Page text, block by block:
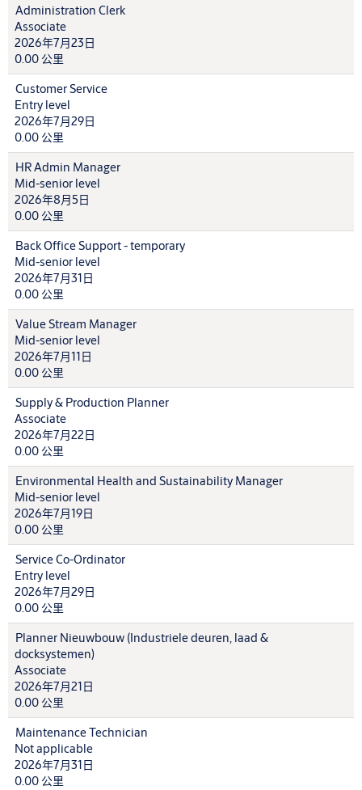
Administration Clerk
Associate
2026年7月23日
0.00 公里
Customer Service
Entry level
2026年7月29日
0.00 公里
HR Admin Manager
Mid-senior level
2026年8月5日
0.00 公里
Back Office Support - temporary
Mid-senior level
2026年7月31日
0.00 公里
Value Stream Manager
Mid-senior level
2026年7月11日
0.00 公里
Supply & Production Planner
Associate
2026年7月22日
0.00 公里
Environmental Health and Sustainability Manager
Mid-senior level
2026年7月19日
0.00 公里
Service Co-Ordinator
Entry level
2026年7月29日
0.00 公里
Planner Nieuwbouw (Industriele deuren, laad &
docksystemen)
Associate
2026年7月21日
0.00 公里
Maintenance Technician
Not applicable
2026年7月31日
0.00 公里